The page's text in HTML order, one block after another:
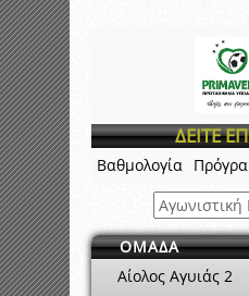
ΔΕΙΤΕ
Βαθμολογία
ΟΜΑΔΑ
Αίολος Αγυιάς 2